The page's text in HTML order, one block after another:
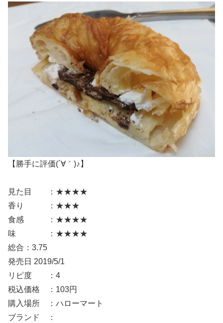
【勝手に評価(´∀｀)♪】
見た目 ：★★★★
香り ：★★★
食感 ：★★★★
味 ：★★★★
総合：3.75
発売日 2019/5/1
リピ度 ：4
税込価格 ：103円
購入場所 ：ハローマート
ブランド ：